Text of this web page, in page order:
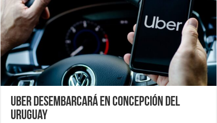
UBER desembarcará en Concepción del
Uruguay